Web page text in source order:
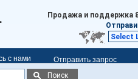
Продажа и поддержка
Select
с нами Отправить запрос
Поиск